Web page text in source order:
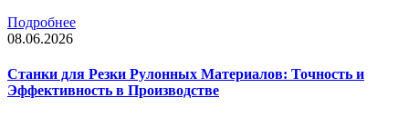
Подробнее
08.06.2026
Станки для Резки Рулонных Материалов: Точность и
Эффективность в Производстве